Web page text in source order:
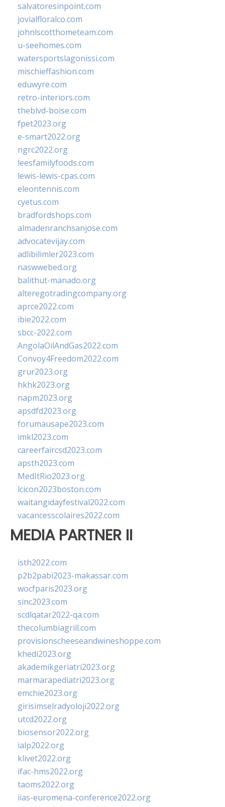
salvatoresinpoint.com
jovialfloralco.com
johnlscotthometeam.com
u-seehomes.com
watersportslagonissi.com
mischieffashion.com
eduwyre.com
retro-interiors.com
theblvd-boise.com
fpet2023.org
e-smart2022.org
ngrc2022.org
leesfamilyfoods.com
lewis-lewis-cpas.com
eleontennis.com
cyetus.com
bradfordshops.com
almadenranchsanjose.com
advocatevijay.com
adlibilimler2023.com
naswwebed.org
balithut-manado.org
alteregotradingcompany.org
aprce2022.com
ibie2022.com
sbcc-2022.com
AngolaOilAndGas2022.com
Convoy4Freedom2022.com
grur2023.org
hkhk2023.org
napm2023.org
apsdfd2023.org
forumausape2023.com
imkl2023.com
careerfaircsd2023.com
apsth2023.com
MedItRio2023.org
lcicon2023boston.com
waitangidayfestival2022.com
vacancesscolaires2022.com
MEDIA PARTNER II
isth2022.com
p2b2pabi2023-makassar.com
wocfparis2023.org
sinc2023.com
scdlqatar2022-qa.com
thecolumbiagrill.com
provisionscheeseandwineshoppe.com
khedi2023.org
akademikgeriatri2023.org
marmarapediatri2023.org
emchie2023.org
girisimselradyoloji2022.org
utcd2022.org
biosensor2022.org
ialp2022.org
klivet2022.org
ifac-hms2022.org
taoms2022.org
iias-euromena-conference2022.org